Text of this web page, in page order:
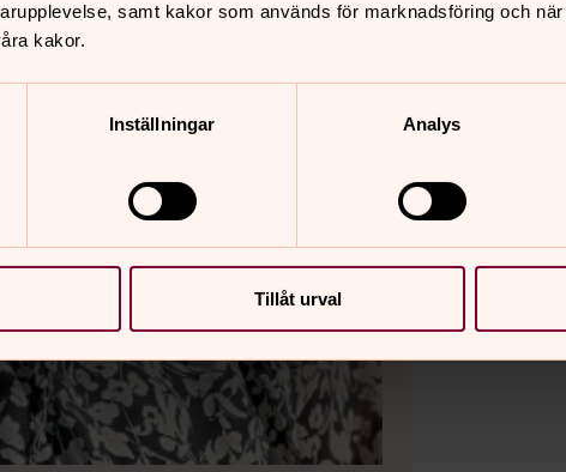
samt kakor som används för marknadsföring och
kakor.
Inställningar Analys
Tillåt urval